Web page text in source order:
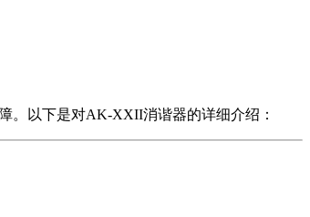
。以下是对AK-XXII消谐器的详细介绍：